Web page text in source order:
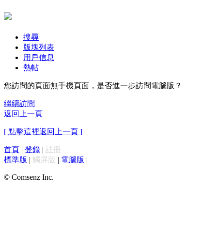
搜尋
版塊列表
用戶信息
熱帖
您訪問的頁面無手機頁面，是否進一步訪問電腦版？
繼續訪問
返回上一頁
[ 點擊這裡返回上一頁 ]
首頁 | 登錄 | 註冊
標準版 | 觸屏版 | 電腦版 |
© Comsenz Inc.